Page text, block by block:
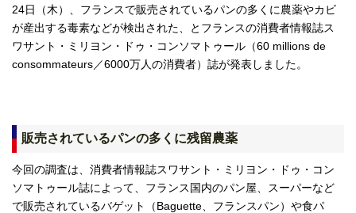
24日（木）、フランスで販売されているパンの多くに農薬やカビ
が産出する毒素などが検出された、とフランスの消費者情報誌ス
ワサント・ミリヨン・ドゥ・コンソマトゥール（60 millions de
consommateurs／6000万人の消費者）誌が発表しました。
販売されているパンの多くに残留農薬
今回の調査は、消費者情報誌スワサント・ミリヨン・ドゥ・コン
ソマトゥール誌によって、フランス国内のパン屋、スーパーなど
で販売されているバゲット（Baguette、フランスパン）や食パ